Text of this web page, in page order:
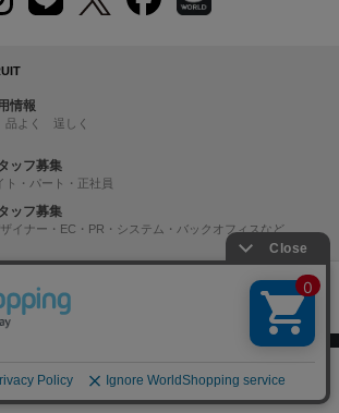
絞り込む
情報
よく 逞しく
ッフ募集
ト・パート・正社員
ッフ募集
イナー・EC・PR・システム・バックオフィスなど
当社のメールアドレスを使用した
偽装メールにご注意ください
覧 店舗検索 企業情報 株主優待制度